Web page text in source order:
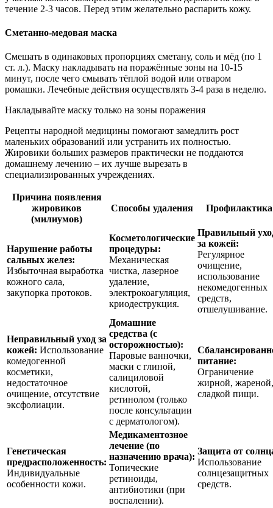
течение 2-3 часов. Перед этим желательно распарить кожу.
Сметанно-медовая маска
Смешать в одинаковых пропорциях сметану, соль и мёд (по 1
ст. л.). Маску накладывать на поражённые зоны на 10-15
минут, после чего смывать тёплой водой или отваром
ромашки. Лечебные действия осуществлять 3-4 раза в неделю.
Накладывайте маску только на зоны поражения
Рецепты народной медицины помогают замедлить рост
маленьких образований или устранить их полностью.
Жировики больших размеров практически не поддаются
домашнему лечению – их лучше вырезать в
специализированных учреждениях.
Причина появления
жировиков
(милиумов)
Способы удаления Профилактика
Нарушение работы
сальных желез:
Избыточная выработка
кожного сала,
закупорка протоков.
Косметологические
процедуры:
Механическая
чистка, лазерное
удаление,
электрокоагуляция,
криодеструкция.
Правильный
за кожей:
Регулярное
очищение,
использование
некомедогенных
средств,
отшелушивание.
Неправильный уход за
кожей: Использование
комедогенной
косметики,
недостаточное
очищение, отсутствие
эксфолиации.
Домашние
средства (с
осторожностью):
Паровые ванночки,
маски с глиной,
салициловой
кислотой,
ретинолом (только
после консультации
с дерматологом).
питание:
Ограничение
жирной, жареной,
сладкой пищи.
Генетическая
предрасположенность:
Индивидуальные
особенности кожи.
Медикаментозное
лечение (по
назначению врача):
Топические
ретиноиды,
антибиотики (при
воспалении).
Защита от
Использование
солнцезащитных
средств.